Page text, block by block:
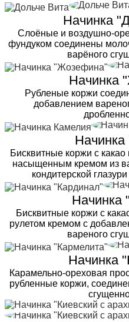
Начинка
Слоёные и воздушно-
фундуком соединены
варёного
Начинка
Рубленые коржи
добавлением
Бисквитные коржи с
насыщенным кремом из
кондитерской
Начинка
Бисквитные коржи с
рулетом кремом с
вареного
Начинка
Карамельно-ореховая
рубленные коржи,